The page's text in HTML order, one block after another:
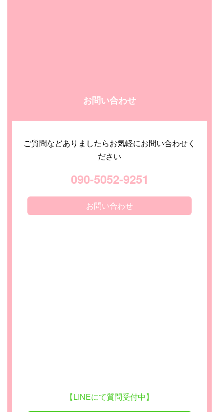
お問い合わせ
ご質問などありましたらお気軽にお問い合わせく
ださい
090-5052-9251
お問い合わせ
【LINEにて質問受付中】